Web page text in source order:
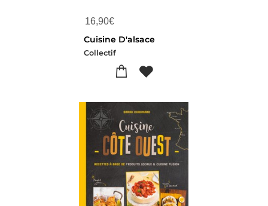
16,90€
Cuisine D'alsace
Collectif